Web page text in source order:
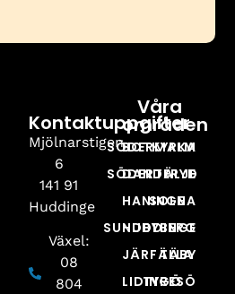
Kontaktuppgifter
Mjölnarstigen
6
141 91
Huddinge
Växel:
08
804
Våra
områden
BOTKYRKA
DANDERYD
HANINGE
HUDDINGE
JÄRFÄLLA
LIDINGÖ
SÖDERMALM
SÖDERTÄLJE
SOLNA
SUNDBYBERG
TÄBY
TYRESÖ